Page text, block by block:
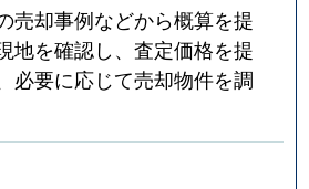
売却事例などから概算を提
地を確認し、査定価格を提
必要に応じて売却物件を調